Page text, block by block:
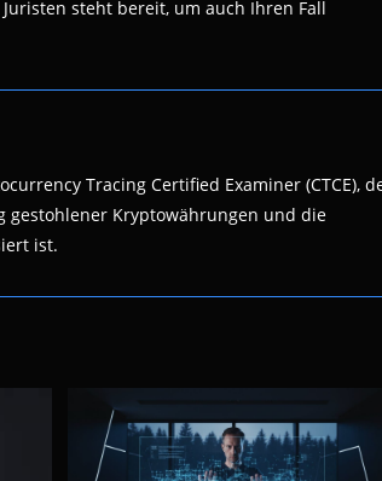
steht bereit, um auch Ihren Fall
Tracing Certified Examiner (CTCE),
gestohlener Kryptowährungen und die
ist.